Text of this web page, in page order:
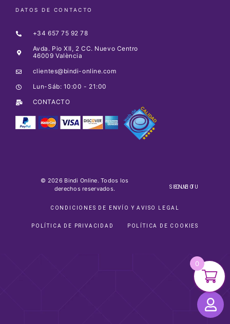
DATOS DE CONTACTO
+34 657 75 92 78
Avda. Pio XII, 2 CC. Nuevo Centro
46009 València
clientes@bindi-online.com
Lun-Sáb: 10:00 - 21:00
CONTACTO
© 2026 Bindi Online. Todos los
derechos reservados.
SIGUE TU ENVIO
CONDICIONES DE ENVÍO Y AVISO LEGAL
POLÍTICA DE PRIVACIDAD POLÍTICA DE COOKIES
0